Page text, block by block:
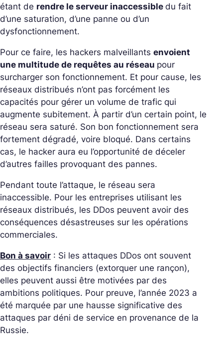
étant de rendre le serveur inaccessible du fait
d’une saturation, d’une panne ou d’un
dysfonctionnement.
Pour ce faire, les hackers malveillants envoient
une multitude de requêtes au réseau pour
surcharger son fonctionnement. Et pour cause, les
réseaux distribués n’ont pas forcément les
capacités pour gérer un volume de trafic qui
augmente subitement. À partir d’un certain point, le
réseau sera saturé. Son bon fonctionnement sera
fortement dégradé, voire bloqué. Dans certains
cas, le hacker aura eu l’opportunité de déceler
d’autres failles provoquant des pannes.
Pendant toute l’attaque, le réseau sera
inaccessible. Pour les entreprises utilisant les
réseaux distribués, les DDos peuvent avoir des
conséquences désastreuses sur les opérations
commerciales.
Bon à savoir : Si les attaques DDos ont souvent
des objectifs financiers (extorquer une rançon),
elles peuvent aussi être motivées par des
ambitions politiques. Pour preuve, l’année 2023 a
été marquée par une hausse significative des
attaques par déni de service en provenance de la
Russie.